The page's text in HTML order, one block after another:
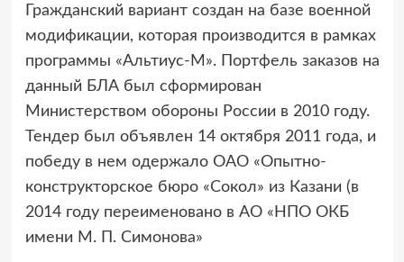
Гражданский вариант создан на базе военной
модификации, которая производится в рамках
программы «Альтиус-М». Портфель заказов на
данный БЛА был сформирован
Министерством обороны России в 2010 году.
Тендер был объявлен 14 октября 2011 года, и
победу в нем одержало ОАО «Опытно-
конструкторское бюро «Сокол» из Казани (в
2014 году переименовано в АО «НПО ОКБ
имени М. П. Симонова»